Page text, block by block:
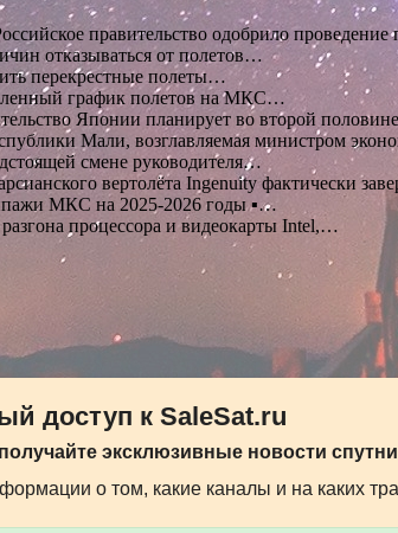
правительство одобрило
отказываться от полетов…
перекрестные полеты…
график полетов на МКС…
Японии планирует во второй
Мали, возглавляемая министром
смене руководителя…
вертолёта Ingenuity фактически
МКС на 2025-2026 годы ▪️…
процессора и видеокарты Intel,…
доступ к SaleSat.ru
эксклюзивные новости
о том, какие каналы и на каких